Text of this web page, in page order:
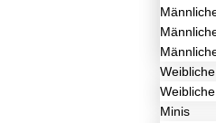
Minis